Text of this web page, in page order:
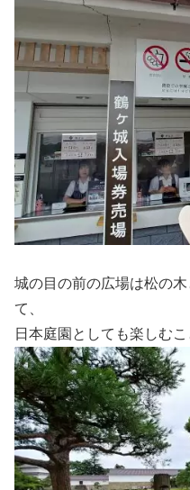
城の目の前の広場は松の
て、
日本庭園としても楽しむこ